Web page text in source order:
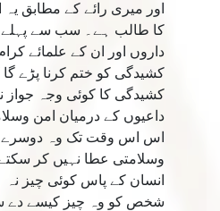
اور میری رائے کے مطابق
کا طالب ہے۔ سب سے پہلے
داروں اور ان کے علمائے
کشیدگی کو ختم کرنا پڑے گا
کشیدگی کا کوئی وجہ
داعیوں کے درمیان امن
اس اس وقت تک وہ دوسرے
وسلامتی عطا نہیں کر
انسان کے پاس کوئی چیز
شخص کو وہ چیز کیسے دے